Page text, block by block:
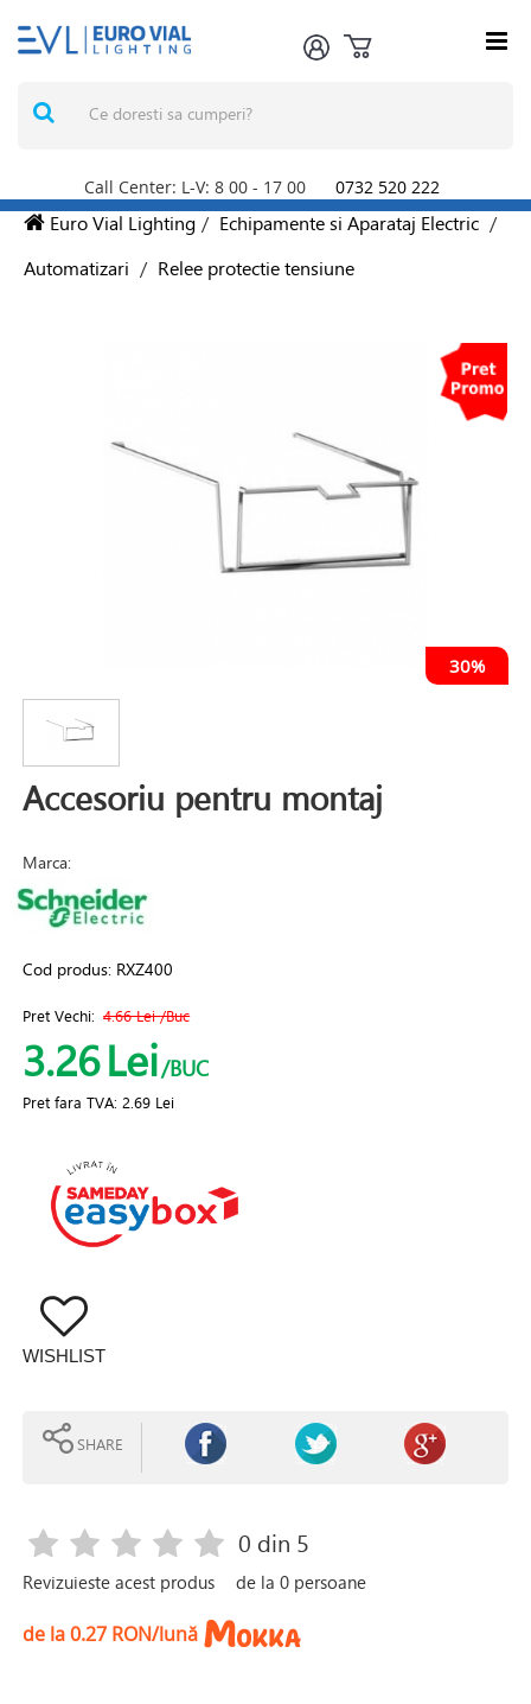
Call Center: L-V: 8 00 - 17 00 0732 520 222
Euro Vial Lighting / Echipamente si Aparataj Electric /
Automatizari / Relee protectie tensiune
30%
Accesoriu pentru montaj
Marca:
Cod produs: RXZ400
Pret Vechi: 4.66 Lei/Buc
3.26Lei/BUC
Pret fara TVA:2.69 Lei
WISHLIST
SHARE
Revizuieste acest produs
0 din 5
de la0 persoane
de la 0.27 RON/lună